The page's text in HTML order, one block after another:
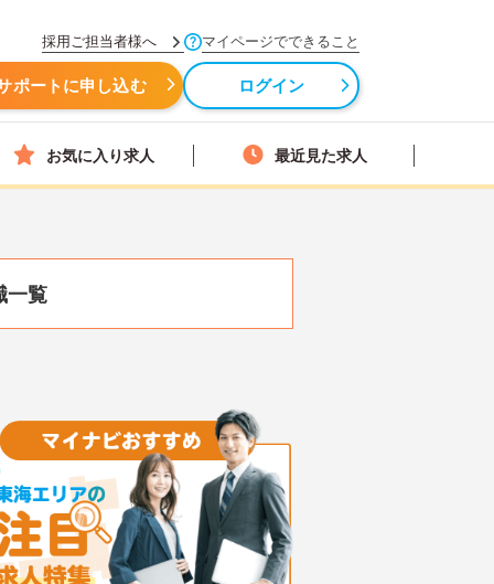
採用ご担当者様へ マイページでできること
ポートに申し込む ログイン
お気に入り求人 最近見た求人
一覧